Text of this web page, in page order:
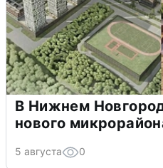
В Нижнем
нового
5 августа 0